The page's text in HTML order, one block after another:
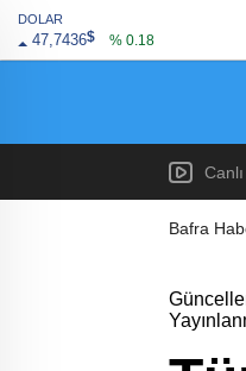
DOLAR
47,7436$ % 0.18
Bafra